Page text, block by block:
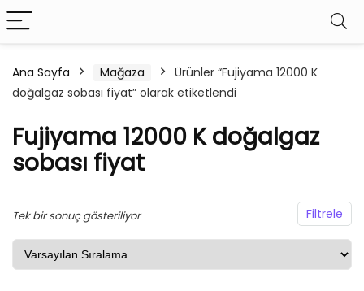
Ana Sayfa Mağaza
Ürünler “Fujiyama 12000 K
doğalgaz sobası fiyat” olarak etiketlendi
Fujiyama 12000 K doğalgaz
sobası fiyat
Filtrele
Tek bir sonuç gösteriliyor